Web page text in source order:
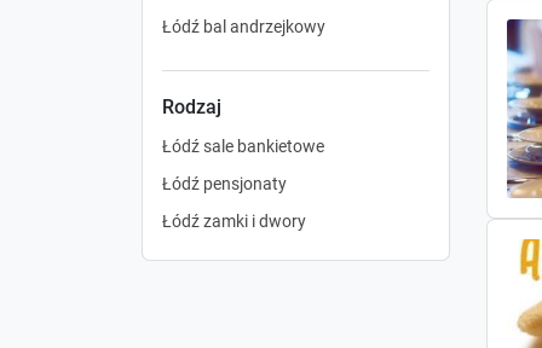
Łódź bal andrzejkowy
Rodzaj
Łódź sale bankietowe
Łódź pensjonaty
Łódź zamki i dwory